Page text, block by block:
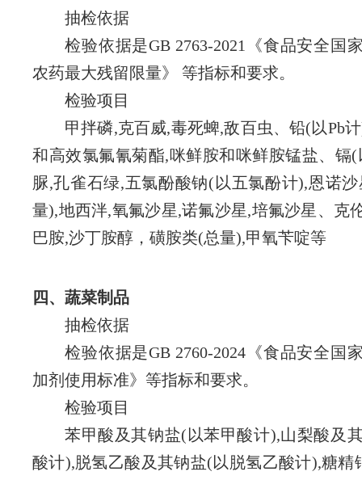
抽检依据
检验依据是GB 2763-2021《食品安全国
农药最大残留限量》 等指标和要求。
检验项目
甲拌磷,克百威,毒死蜱,敌百虫、铅(以Pb
和高效氯氟氰菊酯,咪鲜胺和咪鲜胺锰盐、镉(
脲,孔雀石绿,五氯酚酸钠(以五氯酚计),恩诺
量),地西泮,氧氟沙星,诺氟沙星,培氟沙星、克
巴胺,沙丁胺醇，磺胺类(总量),甲氧苄啶等
四、蔬菜制品
抽检依据
检验依据是GB 2760-2024《食品安全国
加剂使用标准》 等指标和要求。
检验项目
苯甲酸及其钠盐(以苯甲酸计),山梨酸及
酸计),脱氢乙酸及其钠盐(以脱氢乙酸计),糖精